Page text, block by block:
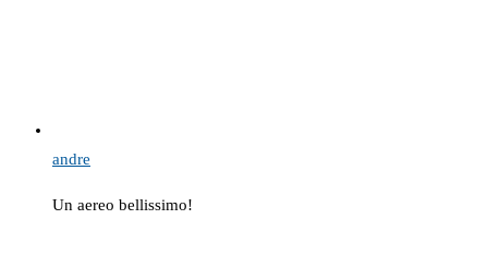
andre
Un aereo bellissimo!